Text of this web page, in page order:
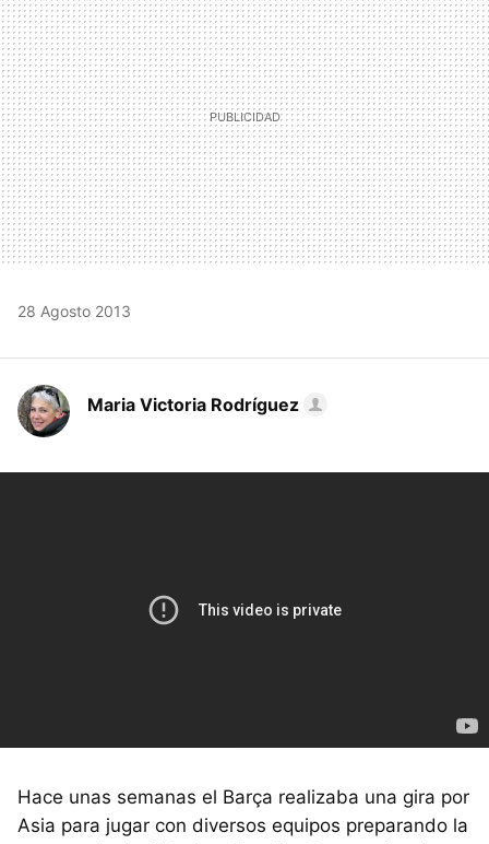
28 Agosto 2013
Maria Victoria Rodríguez
Hace unas semanas el Barça realizaba una gira por
Asia para jugar con diversos equipos preparando la